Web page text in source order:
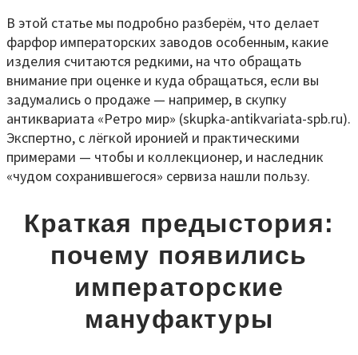
В этой статье мы подробно разберём, что делает
фарфор императорских заводов особенным, какие
изделия считаются редкими, на что обращать
внимание при оценке и куда обращаться, если вы
задумались о продаже — например, в скупку
антиквариата «Ретро мир» (skupka-antikvariata-spb.ru).
Экспертно, с лёгкой иронией и практическими
примерами — чтобы и коллекционер, и наследник
«чудом сохранившегося» сервиза нашли пользу.
Краткая предыстория:
почему появились
императорские
мануфактуры